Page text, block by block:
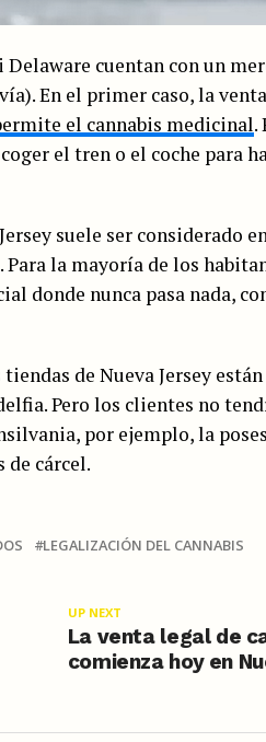
cuentan con un
En el primer caso, la
el cannabis medicinal.
el tren o el coche para
suele ser considerado
la mayoría de los
donde nunca pasa nada,
de Nueva Jersey
Pero los clientes no
por ejemplo, la
de cárcel.
LEGALIZACIÓN DEL CANNABIS
UP NEXT
La venta legal de
comienza hoy en